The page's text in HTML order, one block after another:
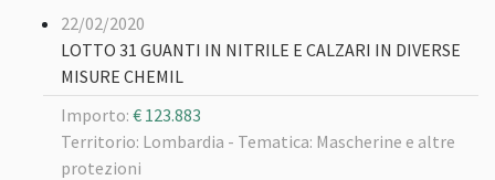
22/02/2020
LOTTO 31 GUANTI IN NITRILE E CALZARI IN DIVERSE
MISURE CHEMIL
Importo: € 123.883
Territorio: Lombardia - Tematica: Mascherine e altre
protezioni